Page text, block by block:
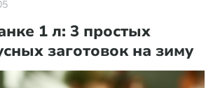
1 л: 3 простых
заготовок на зиму